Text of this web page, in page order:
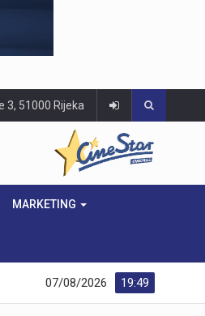
3, 51000 Rijeka
MARKETING
19:49
07/08/2026